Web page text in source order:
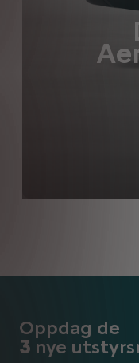
Oppdag de
3 nye